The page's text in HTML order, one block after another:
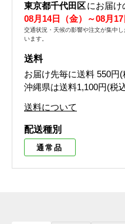
東京都千代田区にお届け
08月14日（金）～08月17
交通状況・天候の影響や注文が集中
います。
送料
お届け先毎に送料 550円(
沖縄県は送料1,100円(税
送料について
配送種別
通常品